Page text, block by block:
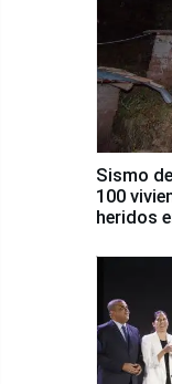
Sismo
100
heridos